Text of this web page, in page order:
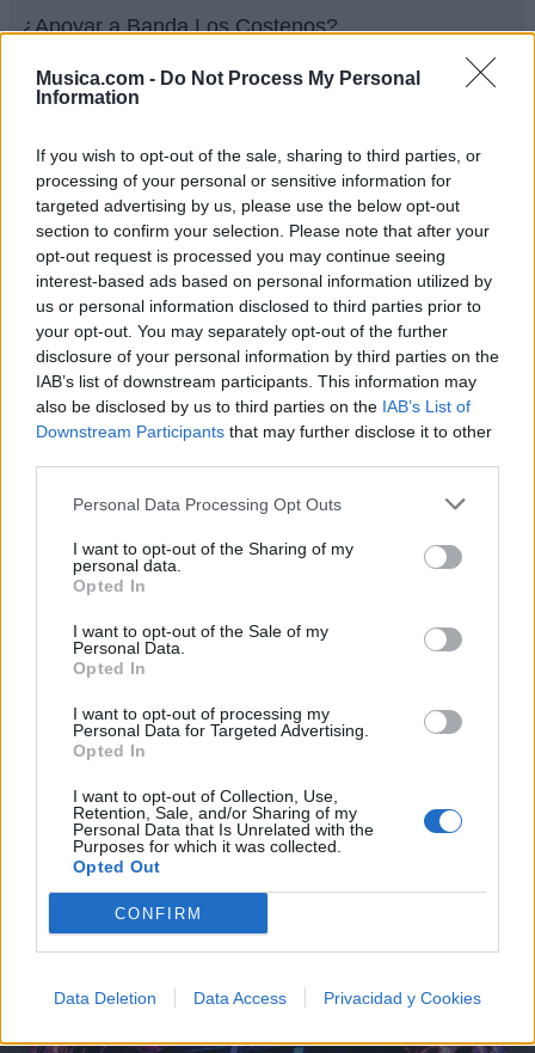
Musica.com - Do Not Process My Personal
Information
If you wish to opt-out of the sale, sharing to third parties, or
processing of your personal or sensitive information for
targeted advertising by us, please use the below opt-out
section to confirm your selection. Please note that after your
opt-out request is processed you may continue seeing
interest-based ads based on personal information utilized by
us or personal information disclosed to third parties prior to
your opt-out. You may separately opt-out of the further
disclosure of your personal information by third parties on the
IAB’s list of downstream participants. This information may
also be disclosed by us to third parties on the IAB’s List of
Downstream Participants that may further disclose it to other
Personal Data Processing Opt Outs
I want to opt-out of the Sharing of my
personal data.
Opted In
I want to opt-out of the Sale of my
Personal Data.
Opted In
I want to opt-out of processing my
Personal Data for Targeted Advertising.
Opted In
I want to opt-out of Collection, Use,
Retention, Sale, and/or Sharing of my
Personal Data that Is Unrelated with the
Purposes for which it was collected.
Opted Out
CONFIRM
Data Deletion Data Access Privacidad y Cookies
¿Apoyar a Banda Los Costenos?
14 2
Ranking de Banda Los Costenos TOP Música
Comenta o pregunta lo que desees sobre Banda Los
Costenos o 'Como espina clavada'
Comentarios (1)
@musicapuntocom